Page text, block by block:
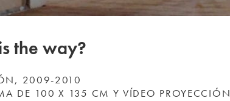
the way?
2009-2010
DE 100 X 135 CM Y VÍDEO PROYECCIÓN